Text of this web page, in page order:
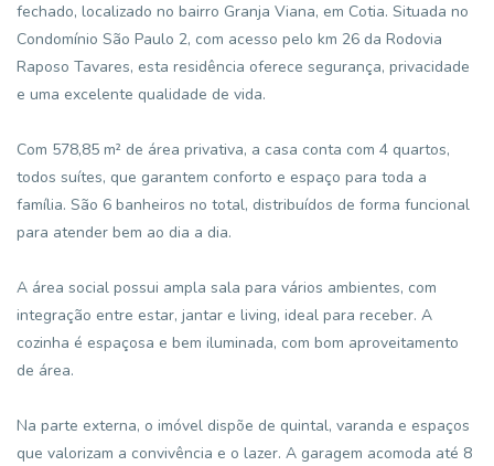
fechado, localizado no bairro Granja Viana, em Cotia. Situada no
Condomínio São Paulo 2, com acesso pelo km 26 da Rodovia
Raposo Tavares, esta residência oferece segurança, privacidade
e uma excelente qualidade de vida.
Com 578,85 m² de área privativa, a casa conta com 4 quartos,
todos suítes, que garantem conforto e espaço para toda a
família. São 6 banheiros no total, distribuídos de forma funcional
para atender bem ao dia a dia.
A área social possui ampla sala para vários ambientes, com
integração entre estar, jantar e living, ideal para receber. A
cozinha é espaçosa e bem iluminada, com bom aproveitamento
de área.
Na parte externa, o imóvel dispõe de quintal, varanda e espaços
que valorizam a convivência e o lazer. A garagem acomoda até 8